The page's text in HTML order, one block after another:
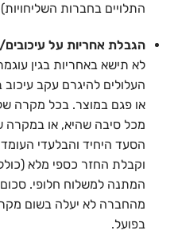
התלויים בחברות
הגבלת אחריות על
לא תישא באחריות בגין
העלולים להיגרם עקב
או פגם במוצר. בכל מקרה
מכל סיבה שהיא, או במקרה
הסעד היחיד והבלעדי
וקבלת החזר כספי מלא
המתנה למשלוח חלופי. סכום
מהחברה לא יעלה בשום
בפועל.